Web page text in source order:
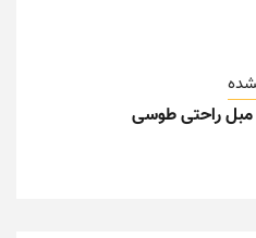
مبل راحتی طوسی